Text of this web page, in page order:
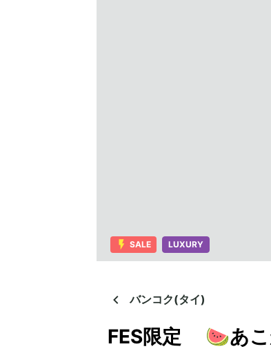
SALE LUXURY
バンコク(タイ)
FES限定 🍉あ